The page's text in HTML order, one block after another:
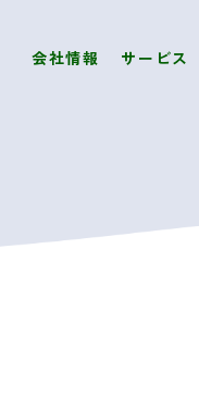
会社情報 サービス